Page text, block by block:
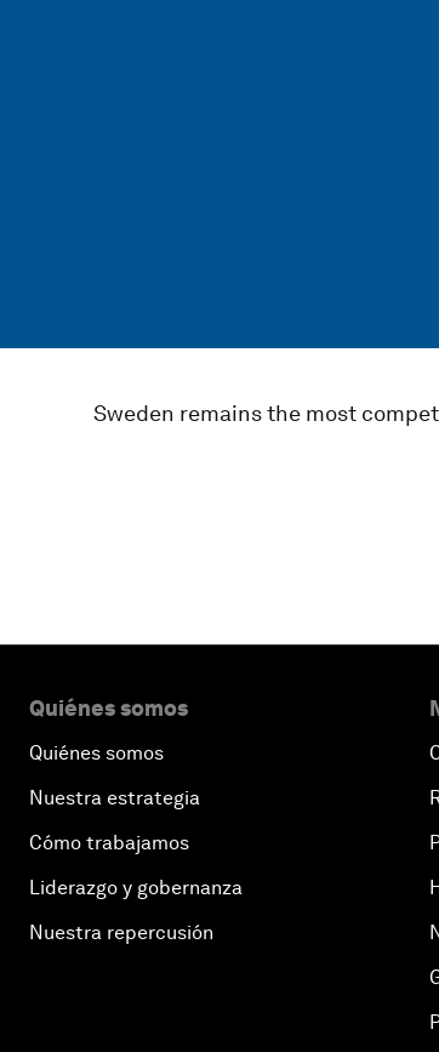
Sweden remains the most
Quiénes somos
Quiénes somos
Nuestra estrategia
Cómo trabajamos
Liderazgo y gobernanza
Nuestra repercusión